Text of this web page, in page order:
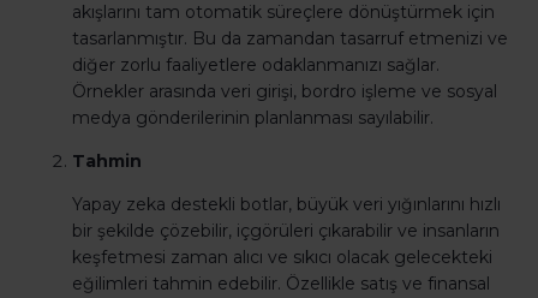
akışlarını tam otomatik süreçlere dönüştürmek için
tasarlanmıştır. Bu da zamandan tasarruf etmenizi ve
diğer zorlu faaliyetlere odaklanmanızı sağlar.
Örnekler arasında veri girişi, bordro işleme ve sosyal
medya gönderilerinin planlanması sayılabilir.
Tahmin
Yapay zeka destekli botlar, büyük veri yığınlarını hızlı
bir şekilde çözebilir, içgörüleri çıkarabilir ve insanların
keşfetmesi zaman alıcı ve sıkıcı olacak gelecekteki
eğilimleri tahmin edebilir. Özellikle satış ve finansal